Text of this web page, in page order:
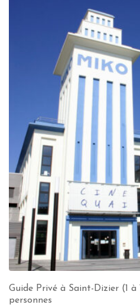
729.00€
Guide Privé à Saint-Dizier (1 à
personnes